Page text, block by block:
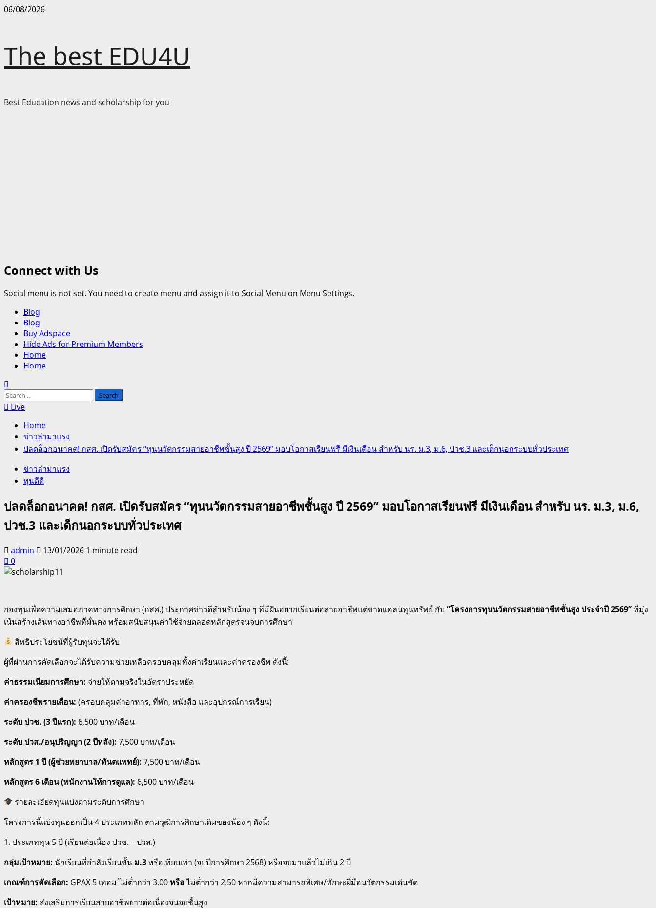
Skip
06/08/2026
The best EDU4U
Best Education news and scholarship for you
Connect with Us
Social menu is not set. You need to create menu and assign it to Social Menu on Menu Settings.
Primary
Menu
Blog
Blog
Buy Adspace
Hide Ads for Premium Members
Home
Home
Search
for:Live
Home
ข่าวล่ามาแรง
ปลดล็อกอนาคต! กสศ. เปิดรับสมัคร “ทุนนวัตกรรมสายอาชีพชั้นสูง ปี 2569” มอบโอกาสเรียนฟรี มีเงินเดือน สำหรับ นร. ม.3, ม.6, ปวช.3 และเด็กนอกระบบทั่วประเทศ
ข่าวล่ามาแรง
ทุนดีดี
ปลดล็อกอนาคต! กสศ. เปิดรับสมัคร “ทุนนวัตกรรมสายอาชีพชั้นสูง ปี 2569” มอบโอกาสเรียนฟรี มีเงินเดือน สำหรับ นร. ม.3, ม.6,
ปวช.3 และเด็กนอกระบบทั่วประเทศ
admin 13/01/2026 1 minute read
0
กองทุนเพื่อความเสมอภาคทางการศึกษา (กสศ.) ประกาศข่าวดีสำหรับน้อง ๆ ที่มีฝันอยากเรียนต่อสายอาชีพแต่ขาดแคลนทุนทรัพย์ กับ “โครงการทุนนวัตกรรมสายอาชีพชั้นสูง ประจำปี 2569”ที่มุ่ง
เน้นสร้างเส้นทางอาชีพที่มั่นคง พร้อมสนับสนุนค่าใช้จ่ายตลอดหลักสูตรจนจบการศึกษา
สิทธิประโยชน์ที่ผู้รับทุนจะได้รับ
ผู้ที่ผ่านการคัดเลือกจะได้รับความช่วยเหลือครอบคลุมทั้งค่าเรียนและค่าครองชีพ ดังนี้:
ค่าธรรมเนียมการศึกษา: จ่ายให้ตามจริงในอัตราประหยัด
ค่าครองชีพรายเดือน: (ครอบคลุมค่าอาหาร, ที่พัก, หนังสือ และอุปกรณ์การเรียน)
ระดับ ปวช. (3 ปีแรก): 6,500 บาท/เดือน
ระดับ ปวส./อนุปริญญา (2 ปีหลัง): 7,500 บาท/เดือน
หลักสูตร 1 ปี (ผู้ช่วยพยาบาล/ทันตแพทย์): 7,500 บาท/เดือน
หลักสูตร 6 เดือน (พนักงานให้การดูแล): 6,500 บาท/เดือน
รายละเอียดทุนแบ่งตามระดับการศึกษา
โครงการนี้แบ่งทุนออกเป็น 4 ประเภทหลัก ตามวุฒิการศึกษาเดิมของน้อง ๆ ดังนี้:
1. ประเภททุน 5 ปี (เรียนต่อเนื่อง ปวช. – ปวส.)
กลุ่มเป้าหมาย: นักเรียนที่กำลังเรียนชั้น ม.3หรือเทียบเท่า (จบปีการศึกษา 2568) หรือจบมาแล้วไม่เกิน 2 ปี
เกณฑ์การคัดเลือก: GPAX 5 เทอม ไม่ต่ำกว่า 3.00 หรือไม่ต่ำกว่า 2.50 หากมีความสามารถพิเศษ/ทักษะฝีมือนวัตกรรมเด่นชัด
เป้าหมาย: ส่งเสริมการเรียนสายอาชีพยาวต่อเนื่องจนจบชั้นสูง